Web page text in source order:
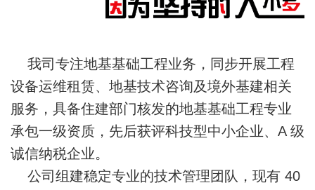
我司专注地基基础工程业务，同步开展工程
设备运维租赁、地基技术咨询及境外基建相关
服务，具备住建部门核发的地基基础工程专业
承包一级资质，先后获评科技型中小企业、A 级
诚信纳税企业。
公司组建稳定专业的技术管理团队，现有 40